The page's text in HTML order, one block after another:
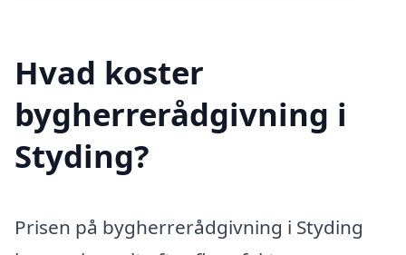
Hvad koster
bygherrerådgivning i
Styding?
Prisen på bygherrerådgivning i Styding